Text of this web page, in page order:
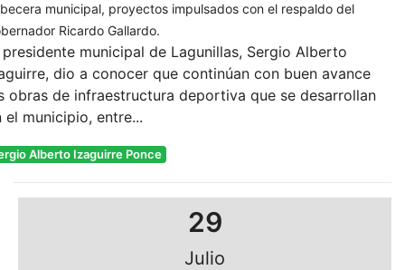
municipal, proyectos impulsados con el respaldo del
Ricardo Gallardo.
presidente municipal de Lagunillas, Sergio Alberto
dio a conocer que continúan con buen avance
obras de infraestructura deportiva que se desarrollan
el municipio, entre...
Alberto Izaguirre Ponce
29
Julio